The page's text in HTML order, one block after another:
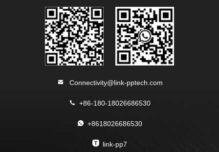
Connectivity@link-pptech.com
+86-180-18026686530
+8618026686530
link-pp7